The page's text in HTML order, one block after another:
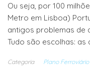
Ou seja, por 100
Metro em Lisboa)
antigos problemas de
Tudo são escolhas: as
Categoria Plano